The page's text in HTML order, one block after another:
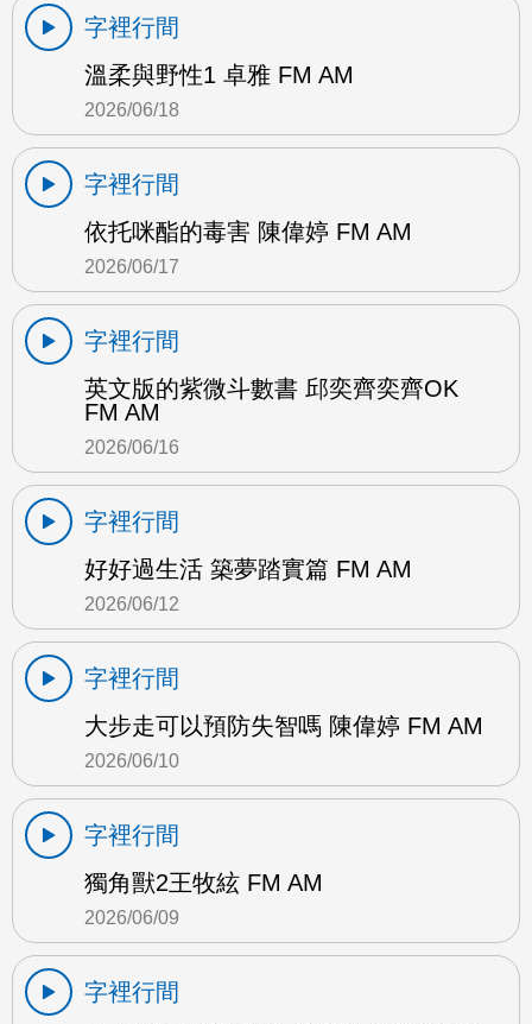
字裡行間
溫柔與野性1 卓雅 FM AM
2026/06/18
字裡行間
依托咪酯的毒害 陳偉婷 FM AM
2026/06/17
字裡行間
英文版的紫微斗數書 邱奕齊奕齊OK
FM AM
2026/06/16
字裡行間
好好過生活 築夢踏實篇 FM AM
2026/06/12
字裡行間
大步走可以預防失智嗎 陳偉婷 FM AM
2026/06/10
字裡行間
獨角獸2王牧絃 FM AM
2026/06/09
字裡行間